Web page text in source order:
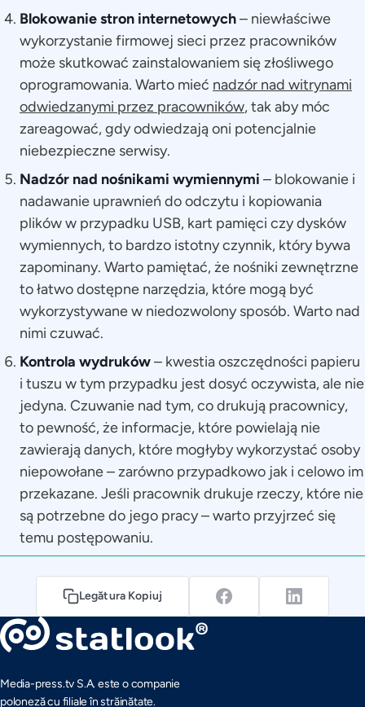
Blokowanie stron internetowych– niewłaściwe
wykorzystanie firmowej sieci przez pracowników
może skutkować zainstalowaniem się złośliwego
oprogramowania. Warto mieć nadzór nad witrynami
odwiedzanymi przez pracowników, tak aby móc
zareagować, gdy odwiedzają oni potencjalnie
niebezpieczne serwisy.
Nadzór nad nośnikami wymiennymi – blokowanie i
nadawanie uprawnień do odczytu i kopiowania
plików w przypadku USB, kart pamięci czy dysków
wymiennych, to bardzo istotny czynnik, który bywa
zapominany. Warto pamiętać, że nośniki zewnętrzne
to łatwo dostępne narzędzia, które mogą być
wykorzystywane w niedozwolony sposób. Warto nad
nimi czuwać.
Kontrola wydruków– kwestia oszczędności papieru
i tuszu w tym przypadku jest dosyć oczywista, ale nie
jedyna. Czuwanie nad tym, co drukują pracownicy,
to pewność, że informacje, które powielają nie
zawierają danych, które mogłyby wykorzystać osoby
niepowołane – zarówno przypadkowo jak i celowo im
przekazane. Jeśli pracownik drukuje rzeczy, które nie
są potrzebne do jego pracy – warto przyjrzeć się
temu postępowaniu.
Legătura Kopiuj
Media-press.tv S.A. este o companie
poloneză cu filiale în străinătate.